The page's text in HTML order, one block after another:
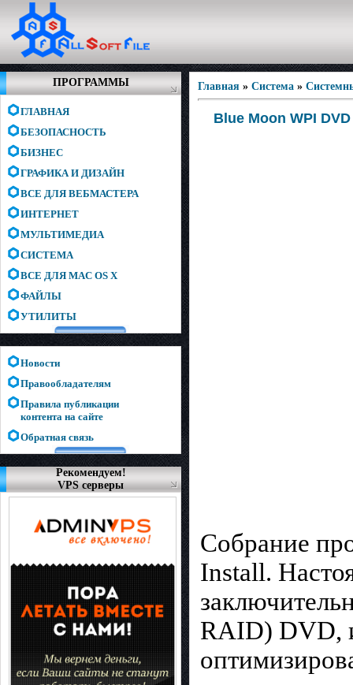
ПРОГРАММЫ
ГЛАВНАЯ
БЕЗОПАСНОСТЬ
БИЗНЕС
ГРАФИКА И ДИЗАЙН
ВСЕ ДЛЯ ВЕБМАСТЕРА
ИНТЕРНЕТ
МУЛЬТИМЕДИА
СИСТЕМА
ВСЕ ДЛЯ MAC OS X
ФАЙЛЫ
УТИЛИТЫ
Новости
Правообладателям
Правила публикации
контента на сайте
Обратная связь
Рекомендуем!
VPS серверы
Главная » Система »
Blue Moon WPI
Собрание
Install.
RAID) DVD,